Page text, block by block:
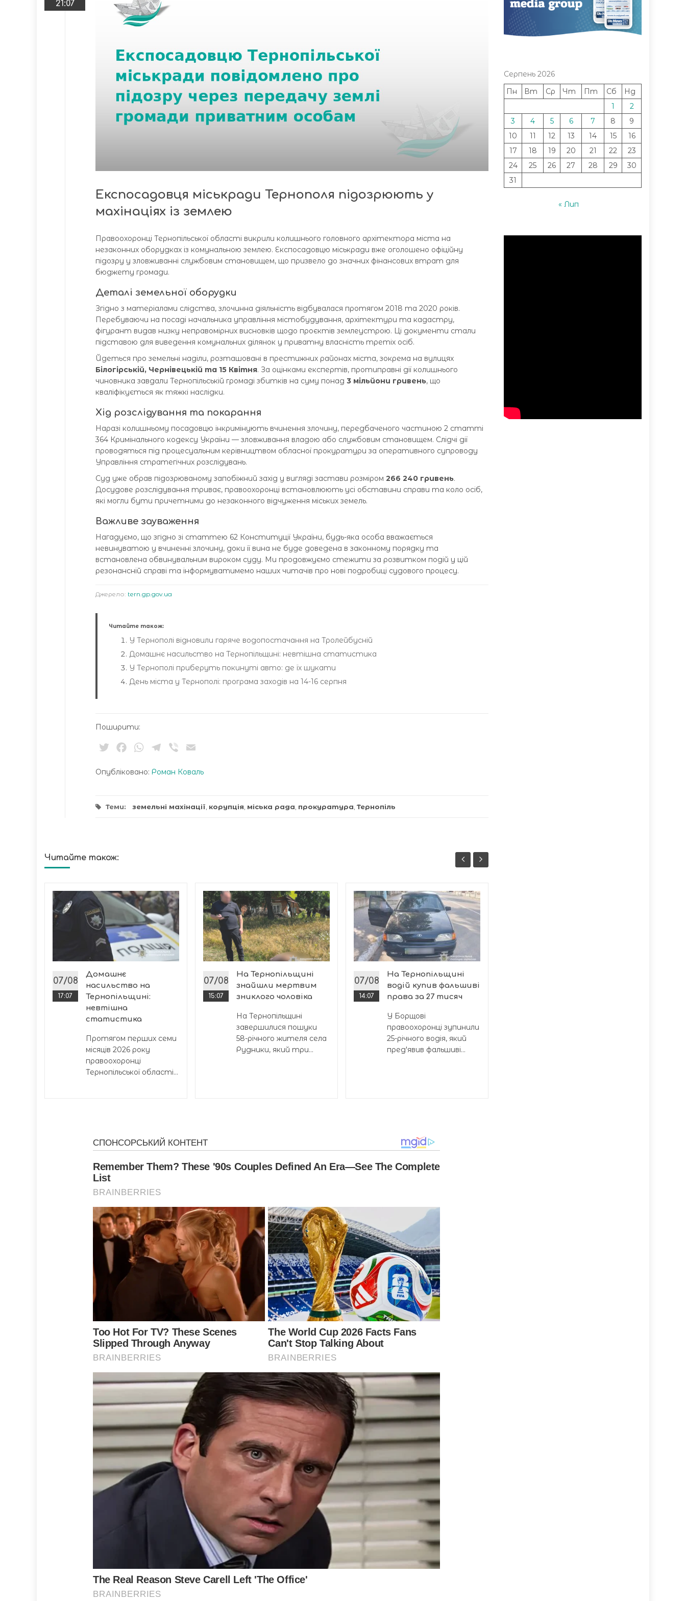
21:07
Експосадовця міськради Тернополя підозрюють у
махінаціях із землею
Правоохоронці Тернопільської області викрили колишнього головного архітектора міста на
незаконних оборудках із комунальною землею. Експосадовцю міськради вже оголошено офіційну
підозру у зловживанні службовим становищем, що призвело до значних фінансових втрат для
бюджету громади.
Деталі земельної оборудки
Згідно з матеріалами слідства, злочинна діяльність відбувалася протягом 2018 та 2020 років.
Перебуваючи на посаді начальника управління містобудування, архітектури та кадастру,
фігурант видав низку неправомірних висновків щодо проєктів землеустрою. Ці документи стали
підставою для виведення комунальних ділянок у приватну власність третіх осіб.
Йдеться про земельні наділи, розташовані в престижних районах міста, зокрема на вулицях
Білогірській, Чернівецькій та 15 Квітня. За оцінками експертів, протиправні дії колишнього
чиновника завдали Тернопільській громаді збитків на суму понад 3 мільйони гривень, що
кваліфікується як тяжкі наслідки.
Хід розслідування та покарання
Наразі колишньому посадовцю інкримінують вчинення злочину, передбаченого частиною 2 статті
364 Кримінального кодексу України — зловживання владою або службовим становищем. Слідчі дії
проводяться під процесуальним керівництвом обласної прокуратури за оперативного супроводу
Управління стратегічних розслідувань.
Суд уже обрав підозрюваному запобіжний захід у вигляді застави розміром 266 240 гривень.
Досудове розслідування триває, правоохоронці встановлюють усі обставини справи та коло осіб,
які могли бути причетними до незаконного відчуження міських земель.
Важливе зауваження
Нагадуємо, що згідно зі статтею 62 Конституції України, будь-яка особа вважається
невинуватою у вчиненні злочину, доки її вина не буде доведена в законному порядку та
встановлена обвинувальним вироком суду. Ми продовжуємо стежити за розвитком подій у цій
резонансній справі та інформуватимемо наших читачів про нові подробиці судового процесу.
Джерело: tern.gp.gov.ua
Читайте також:
У Тернополі відновили гаряче водопостачання на Тролейбусній
Домашнє насильство на Тернопільщині: невтішна статистика
У Тернополі приберуть покинуті авто: де їх шукати
День міста у Тернополі: програма заходів на 14-16 серпня
Поширити:
TwitterFacebookWhatsApp
Telegram
Viber
Опубліковано: Роман Коваль
Теми: земельні махінації, корупція, міська рада, прокуратура, Тернопіль
Читайте також:
07/08
17:07
Домашнє
насильство на
Тернопільщині:
невтішна
статистика
Протягом перших семи
місяців 2026 року
правоохоронці
Тернопільської області...
07/08
15:07
На Тернопільщині
знайшли мертвим
зниклого чоловіка
На Тернопільщині
завершилися пошуки
58-річного жителя села
Рудники, який три...
07/08
14:07
На Тернопільщині
водій купив фальшиві
права за 27 тисяч
У Борщові
правоохоронці зупинили
25-річного водія, який
пред'явив фальшиві...
Серпень 2026
Пн
Вт Ср Чт Пт Сб
Нд
1
2
3
4 5 6 7 8
9
10
11 12 13 14 15
16
17
18 19 20 21 22
23
24
25 26 27 28 29
30
31
« Лип